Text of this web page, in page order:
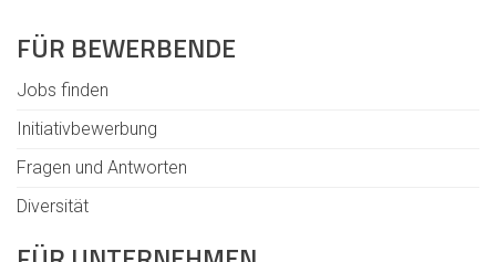
FÜR BEWERBENDE
Jobs finden
Initiativbewerbung
Fragen und Antworten
Diversität